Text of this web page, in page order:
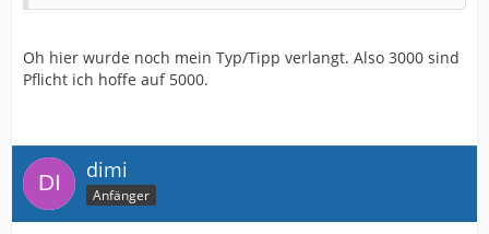
Oh hier wurde noch mein Typ/Tipp verlangt. Also 3000 sind
Pflicht ich hoffe auf 5000.
dimi
Anfänger